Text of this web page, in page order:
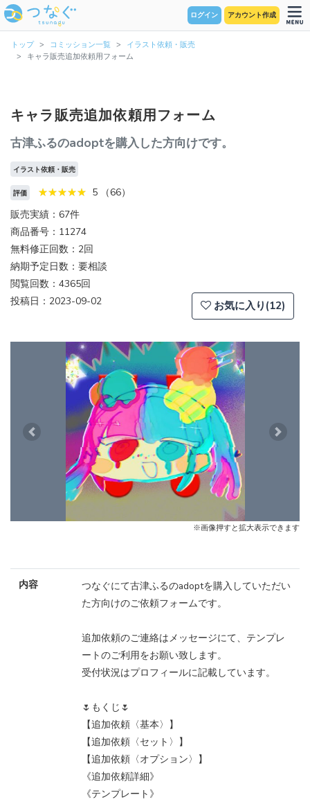
ログイン アカウント作成
トップ コミッション一覧
イラスト依頼・販売
キャラ販売追加依頼用フォーム
キャラ販売追加依頼用フォーム
古津ふるのadoptを購入した方向けです。
イラスト依頼・販売
評価
5 （66）
販売実績：67件
商品番号：11274
無料修正回数：2回
納期予定日数：要相談
閲覧回数：4365回
投稿日：2023-09-02
お気に入り(12)
Previous Next
※画像押すと拡大表示できます
内容
つなぐにて古津ふるのadoptを購入していただい
た方向けのご依頼フォームです。
追加依頼のご連絡はメッセージにて、テンプレ
ートのご利用をお願い致します。
受付状況はプロフィールに記載しています。
🌷もくじ🌷
【追加依頼〈基本〉】
【追加依頼〈セット〉】
【追加依頼〈オプション〉】
《追加依頼詳細》
《テンプレート》